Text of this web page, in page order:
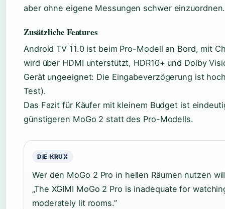
aber ohne eigene Messungen schwer einzuordnen.
Zusätzliche Features
Android TV 11.0 ist beim Pro-Modell an Bord, mit
wird über HDMI unterstützt, HDR10+ und Dolby
Gerät ungeeignet: Die Eingabeverzögerung ist
Test).
Das Fazit für Käufer mit kleinem Budget ist
günstigeren MoGo 2 statt des Pro-Modells.
DIE KRUX
Wer den MoGo 2 Pro in hellen Räumen nutzen
„The XGIMI MoGo 2 Pro is inadequate for
moderately lit rooms.”